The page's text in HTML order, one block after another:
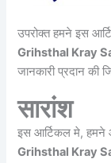
उपरोक्त हमने इस
Grihsthal Kray
जानकारी प्रदान की
सारांश
इस आर्टिकल मे, हमने
Grihsthal Kray